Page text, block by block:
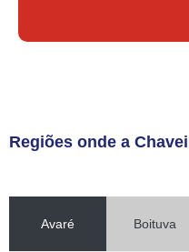
Regiões onde a
Avaré Boituva